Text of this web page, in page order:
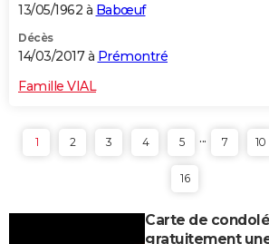
13/05/1962 à Babœuf
Décès
14/03/2017 à Prémontré
Famille VIAL
1 2 3 4 5 ... 7 10
16
Carte de
gratuitement